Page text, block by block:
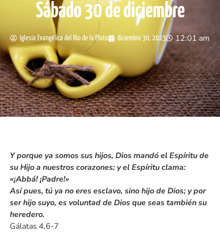
Sábado 30 de diciembre
Iglesia Evangélica del Río de la Plata diciembre 30, 2023 12:01 am
Y porque ya somos sus hijos, Dios mandó el Espíritu de
su Hijo a nuestros corazones; y el Espíritu clama:
«¡Abbá! ¡Padre!»
Así pues, tú ya no eres esclavo, sino hijo de Dios; y por
ser hijo suyo, es voluntad de Dios que seas también su
heredero.
Gálatas 4,6-7